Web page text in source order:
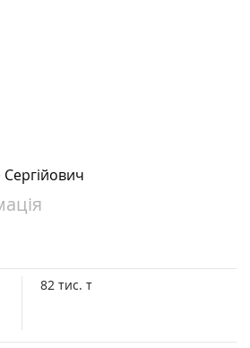
82 тис. т